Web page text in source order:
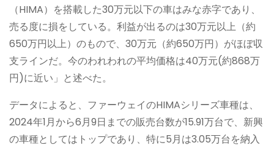
（HIMA）を搭載した30万元以下の車はみな赤字であり、
売る度に損をしている。利益が出るのは30万元以上（約
650万円以上）のもので、30万元（約650万円）がほぼ収
支ラインだ。今のわれわれの平均価格は40万元(約868万
円)に近い」と述べた。
データによると、ファーウェイのHIMAシリーズ車種は、
2024年1月から6月9日までの販売台数が15.91万台で、新興
の車種としてはトップであり、特に5月は3.05万台を納入